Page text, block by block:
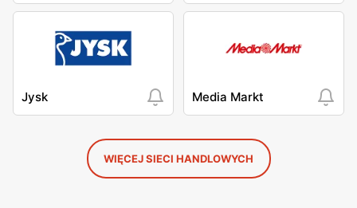
Jysk Media Markt
WIĘCEJ SIECI HANDLOWYCH